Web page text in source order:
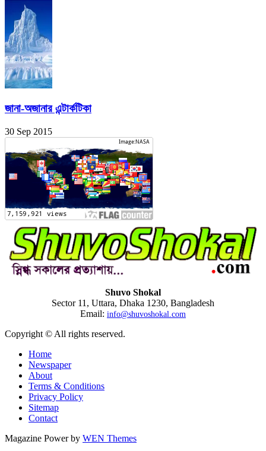
জানা-অজানার এন্টার্কটিকা
30 Sep 2015
Shuvo Shokal
Sector 11, Uttara, Dhaka 1230, Bangladesh
Email: info@shuvoshokal.com
Copyright © All rights reserved.
Home
Newspaper
About
Terms & Conditions
Privacy Policy
Sitemap
Contact
Magazine Power by WEN Themes